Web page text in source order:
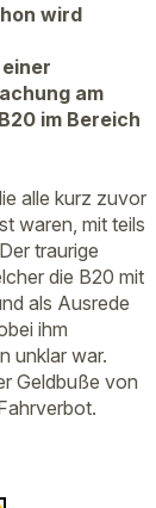
wird
am
im Bereich
alle kurz zuvor
waren, mit teils
traurige
die B20 mit
als Ausrede
ihm
unklar war.
Geldbuße von